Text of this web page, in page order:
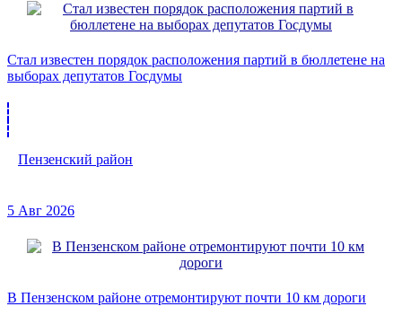
Стал известен порядок расположения партий в бюллетене на
выборах депутатов Госдумы
Пензенский район
5 Авг 2026
В Пензенском районе отремонтируют почти 10 км дороги